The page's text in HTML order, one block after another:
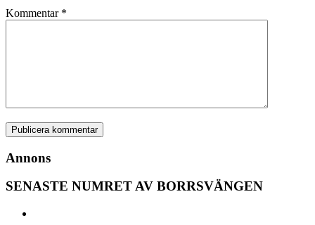
Kommentar *
Annons
SENASTE NUMRET AV BORRSVÄNGEN